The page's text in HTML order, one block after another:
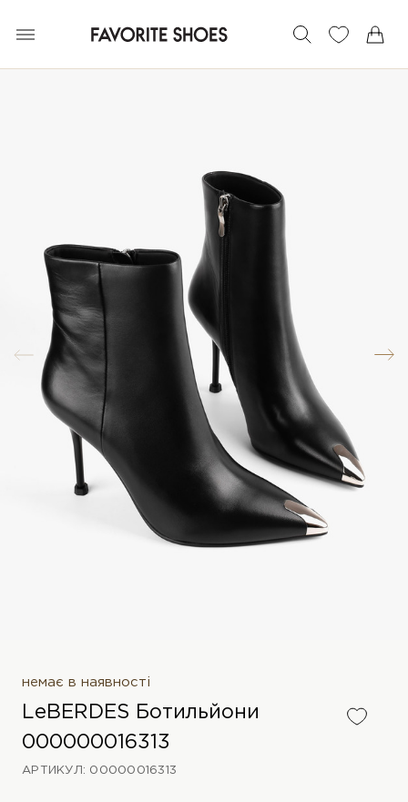
немає в наявності
LeBERDES Ботильйони
000000016313
АРТИКУЛ: 00000016313